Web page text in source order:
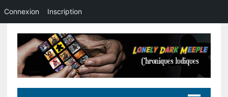
Connexion Inscription